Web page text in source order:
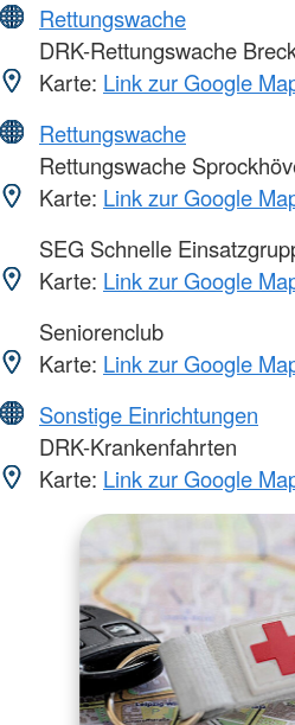
Rettungswache
DRK-Rettungswache
Karte: Link zur Google
Rettungswache
Rettungswache
Karte: Link zur Google
SEG Schnelle
Karte: Link zur Google
Seniorenclub
Karte: Link zur Google
Sonstige Einrichtungen
DRK-Krankenfahrten
Karte: Link zur Google